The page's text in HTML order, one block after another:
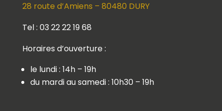
28 route d’Amiens – 80480 DURY
Tel : 03 22 22 19 68
Horaires d’ouverture :
le lundi : 14h – 19h
du mardi au samedi : 10h30 – 19h